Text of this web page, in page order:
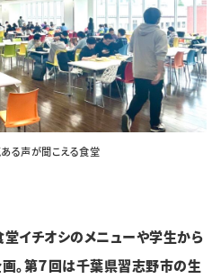
る声が聞こえる食堂
イチオシのメニューや学生から
。第７回は千葉県習志野市の生